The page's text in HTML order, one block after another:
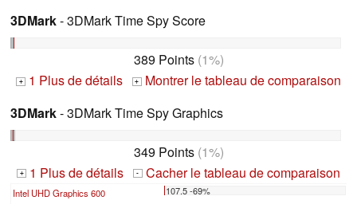
3DMark- 3DMark Time Spy Score
389 Points(1%)
+ 1 Plus de détails + Montrer le tableau de comparaison
3DMark- 3DMark Time Spy Graphics
349 Points(1%)
+ 1 Plus de détails - Cacher le tableau de comparaison
Intel UHD Graphics 600 107.5 -69%